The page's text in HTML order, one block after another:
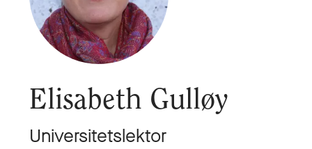
Elisabeth Gulløy
Universitetslektor